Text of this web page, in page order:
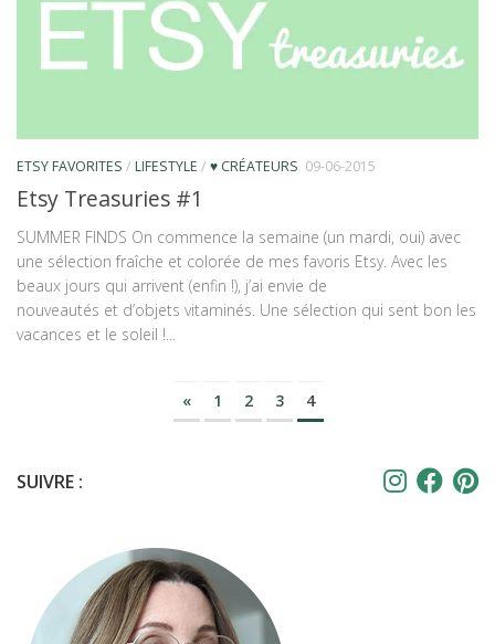
ETSY FAVORITES / LIFESTYLE / ♥ CRÉATEURS 09-06-2015
Etsy Treasuries #1
SUMMER FINDS On commence la semaine (un mardi, oui) avec
une sélection fraîche et colorée de mes favoris Etsy. Avec les
beaux jours qui arrivent (enfin !), j’ai envie de
nouveautés et d’objets vitaminés. Une sélection qui sent bon les
vacances et le soleil !...
« 1 2 3 4
SUIVRE :